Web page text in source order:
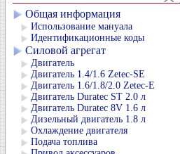
Общая информация
Использование мануала
Идентификационные коды
Силовой агрегат
Двигатель
Двигатель 1.4/1.6 Zetec-SE
Двигатель 1.6/1.8/2.0 Zetec-E
Двигатель Duratec ST 2.0 л
Двигатель Duratec 8V 1.6 л
Дизельный двигатель 1.8 л
Охлаждение двигателя
Подача топлива